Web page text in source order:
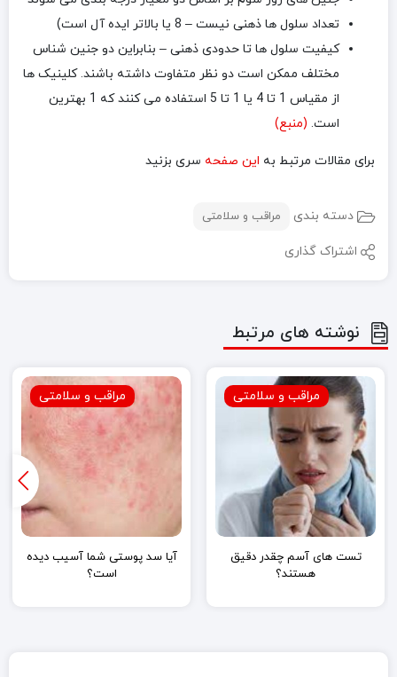
تعداد سلول ها ذهنی نیست – 8 یا بالاتر ایده آل است)
کیفیت سلول ها تا حدودی ذهنی – بنابراین دو جنین شناس
مختلف ممکن است دو نظر متفاوت داشته باشند. کلینیک ها
از مقیاس 1 تا 4 یا 1 تا 5 استفاده می کنند که 1 بهترین
است. (منبع)
برای مقالات مرتبط به این صفحه سری بزنید
دسته بندی مراقب و سلامتی
اشتراک گذاری
نوشته های مرتبط
تست های آسم چقدر دقیق
هستند؟
مراقب و سلامتی
آیا سد پوستی شما آسیب دیده
است؟
مراقب و سلامتی